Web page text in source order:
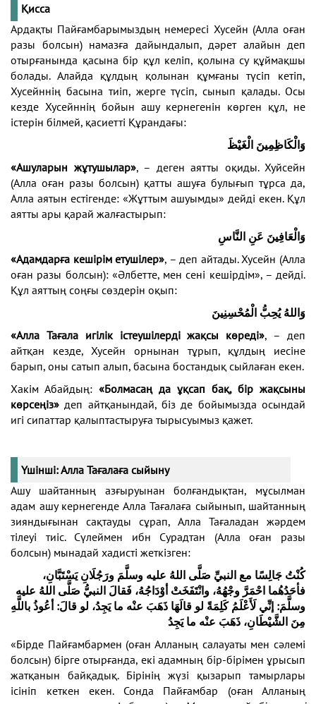
Қисса
Ардақты Пайғамбарымыздың немересі Хусейн (Алла оған
разы болсын) намазға дайындалып, дәрет алайын деп
отырғанында қасына бір құл келіп, қолына су құймақшы
болады. Алайда құлдың қолынан құмғаны түсіп кетіп,
Хусейннің басына тиіп, жерге түсіп, сынып қалады. Осы
кезде Хусейннің бойын ашу кернегенін көрген құл, не
істерін білмей, қасиетті Құрандағы:
وَالْكَاظِمِينَ الْغَيْظَ
«Ашуларын жұтушылар», – деген аятты оқиды. Хуйсейн
(Алла оған разы болсын) қатты ашуға булығып тұрса да,
Алла аятын естігенде: «Жұттым ашуымды» дейді екен. Құл
аятты ары қарай жалғастырып:
وَالْعَافِينَ عَنِ النَّاسِ
«Адамдарға кешірім етушілер», – деп айтады. Хусейн (Алла
оған разы болсын): «Әлбетте, мен сені кешірдім», – дейді.
Құл аяттың соңғы сөздерін оқып:
وَاللهُ يُحِبُّ الْمُحْسِنِينَ
«Алла Тағала игілік істеушілерді жақсы көреді», – деп
айтқан кезде, Хусейн орнынан тұрып, құлдың иесіне
барып, оны сатып алып, басына бостандық сыйлаған екен.
Хакім Абайдың: «Болмасаң да ұқсап бақ, бір жақсыны
көрсеңіз» деп айтқанындай, біз де бойымызда осындай
игі сипаттар қалыптастыруға тырысуымыз қажет.
Үшінші: Алла Тағалаға сыйыну
Ашу шайтанның азғыруынан болғандықтан, мұсылман
адам ашу кернегенде Алла Тағалаға сыйынып, шайтанның
зияндығынан сақтауды сұрап, Алла Тағаладан жәрдем
тілеуі тиіс. Сүлеймен ибн Сурадтан (Алла оған разы
болсын) мынадай хадисті жеткізген:
كُنْتُ جَالِسًا مع النبيِّ صَلَّى اللهُ عليه وسلَّمَ ورَجُلَانِ يَسْتَبَّانِ،
فأحَدُهُما احْمَرَّ وجْهُهُ، وانْتَفَخَتْ أوْدَاجُهُ، فَقالَ النبيُّ صَلَّى اللهُ عليه
وسلَّمَ: إنِّي لَأَعْلَمُ كَلِمَةً لو قالَهَا ذَهَبَ عنْه ما يَجِدُ، لو قالَ: أعُوذُ باللَّهِ
مِنَ الشَّيْطَانِ، ذَهَبَ عنْه ما يَجِدُ
«Бірде Пайғамбармен (оған Алланың салауаты мен сәлемі
болсын) бірге отырғанда, екі адамның бір-бірімен ұрысып
жатқанын байқадық. Бірінің жүзі қызарып тамырлары
ісініп кеткен екен. Сонда Пайғамбар (оған Алланың